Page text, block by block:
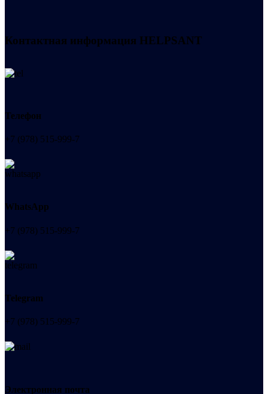
Контактная информация HELPSANT
Телефон
+7 (978) 515-999-7
WhatsApp
+7 (978) 515-999-7
Telegram
+7 (978) 515-999-7
Электронная почта